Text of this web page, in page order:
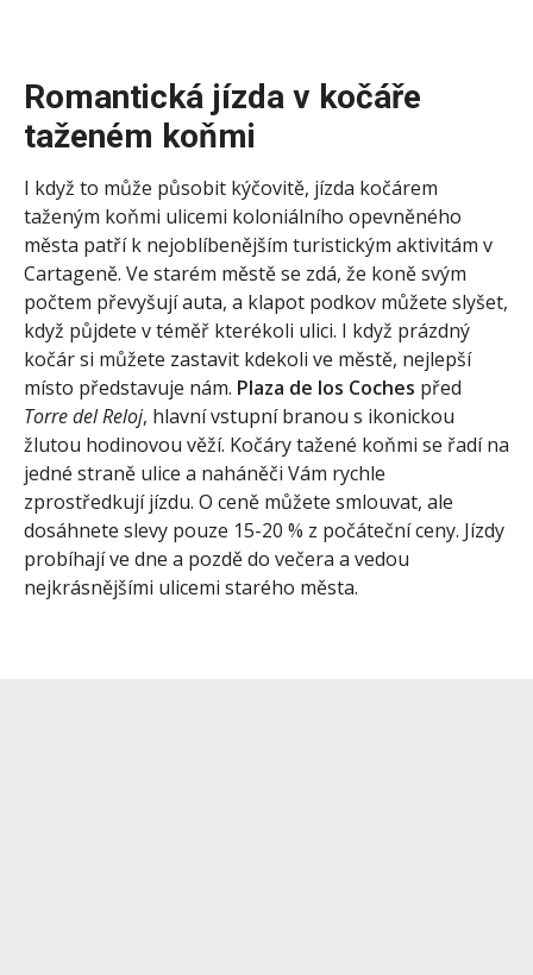
Romantická jízda v kočáře
taženém koňmi
I když to může působit kýčovitě, jízda kočárem
taženým koňmi ulicemi koloniálního opevněného
města patří k nejoblíbenějším turistickým aktivitám v
Cartageně. Ve starém městě se zdá, že koně svým
počtem převyšují auta, a klapot podkov můžete slyšet,
když půjdete v téměř kterékoli ulici. I když prázdný
kočár si můžete zastavit kdekoli ve městě, nejlepší
místo představuje nám. Plaza de los Coches před
Torre del Reloj, hlavní vstupní branou s ikonickou
žlutou hodinovou věží. Kočáry tažené koňmi se řadí na
jedné straně ulice a naháněči Vám rychle
zprostředkují jízdu. O ceně můžete smlouvat, ale
dosáhnete slevy pouze 15-20 % z počáteční ceny. Jízdy
probíhají ve dne a pozdě do večera a vedou
nejkrásnějšími ulicemi starého města.